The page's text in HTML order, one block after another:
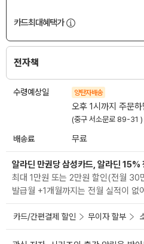
카드최대혜택가
전자책
수령예상일 양탄자배송
오후 1시까지 주문하
(중구 서소문로 89-31 )
배송료 무료
알라딘 만권당 삼성카드, 알라딘 15%
최대 1만원 또는 2만원 할인(전월
발급월 +1개월까지는 전월 실적이 없
카드/간편결제 할인 무이자 할부